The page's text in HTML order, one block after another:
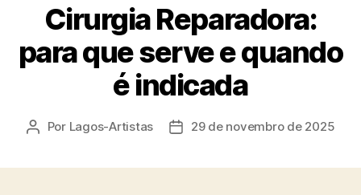
Cirurgia Reparadora:
para que serve e quando
é indicada
Autor
Por Lagos-Artistas
Data29 de novembro de 2025